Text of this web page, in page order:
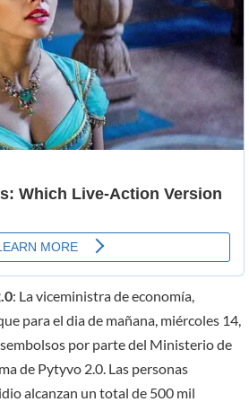
: La viceministra de economía,
para el dia de mañana, miércoles 14,
por parte del Ministerio de
de Pytyvo 2.0. Las personas
alcanzan un total de 500 mil